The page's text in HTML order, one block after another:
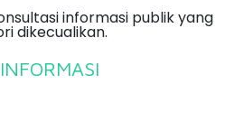
informasi publik yang
dikecualikan.